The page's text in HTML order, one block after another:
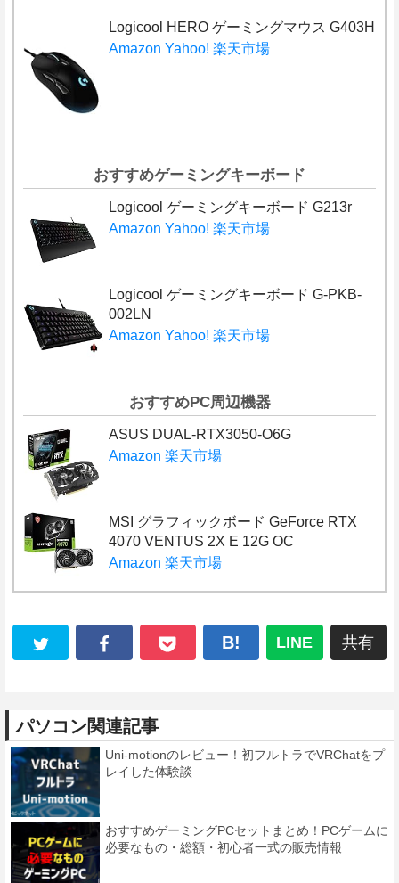
Logicool HERO ゲーミングマウス G403H
Amazon Yahoo! 楽天市場
おすすめゲーミングキーボード
Logicool ゲーミングキーボード G213r
Amazon Yahoo! 楽天市場
Logicool ゲーミングキーボード G-PKB-
002LN
Amazon Yahoo! 楽天市場
おすすめPC周辺機器
ASUS DUAL-RTX3050-O6G
Amazon 楽天市場
MSI グラフィックボード GeForce RTX
4070 VENTUS 2X E 12G OC
Amazon 楽天市場
B! LINE 共有
パソコン関連記事
Uni-motionのレビュー！初フルトラでVRChatをプ
レイした体験談
おすすめゲーミングPCセットまとめ！PCゲームに
必要なもの・総額・初心者一式の販売情報